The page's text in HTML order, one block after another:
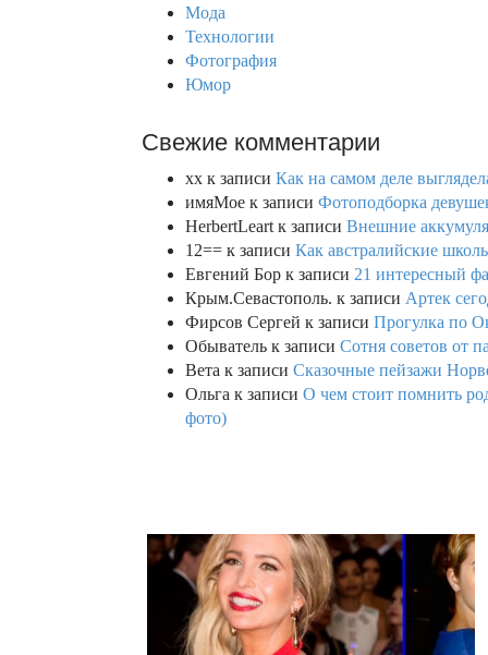
Мода
Технологии
Фотография
Юмор
Свежие комментарии
xx к записи Как на самом деле
имяМое к записи Фотоподборка
HerbertLeart к записи Внешние
12== к записи Как австралийские
Евгений Бор к записи 21 интересный
Крым.Севастополь. к записи Артек
Фирсов Сергей к записи Прогулка по
Обыватель к записи Сотня советов от
Вета к записи Сказочные пейзажи
Ольга к записи О чем стоит помнить
фото)